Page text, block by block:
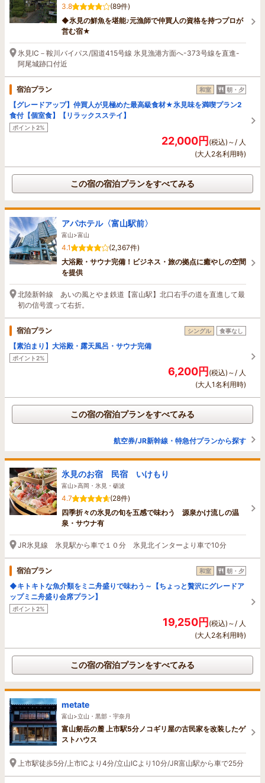
3.8
(89件)
◆氷見の鮮魚を堪能♪元漁師で仲買人の資格を持つプロが
営む宿★
氷見IC－鞍川バイパス/国道415号線 氷見漁港方面へ-373号線を直進-
阿尾城跡口付近
宿泊プラン 和室 朝・夕
【グレードアップ】仲買人が見極めた最高級食材★氷見味を満喫プラン2
食付【個室食】【リラックスステイ】
ポイント2%
22,000円(税込)～/ 人
(大人2名利用時)
この宿の宿泊プランをすべてみる
アパホテル〈富山駅前〉
富山>富山
4.1
(2,367件)
大浴殿・サウナ完備！ビジネス・旅の拠点に癒やしの空間
を提供
北陸新幹線 あいの風とやま鉄道【富山駅】北口右手の道を直進して最
初の信号渡って右折。
宿泊プラン シングル 食事なし
【素泊まり】大浴殿・露天風呂・サウナ完備
ポイント2%
6,200円(税込)～/ 人
(大人1名利用時)
この宿の宿泊プランをすべてみる
航空券/JR新幹線・特急付プランから探す
氷見のお宿 民宿 いけもり
富山>高岡・氷見・砺波
4.7
(28件)
四季折々の氷見の旬を五感で味わう 源泉かけ流しの温
泉・サウナ有
JR氷見線 氷見駅から車で１０分 氷見北インターより車で10分
宿泊プラン 和室 朝・夕
◆キトキトな魚介類をミニ舟盛りで味わう～【ちょっと贅沢にグレードア
ップミニ舟盛り会席プラン】
ポイント2%
19,250円(税込)～/ 人
(大人2名利用時)
この宿の宿泊プランをすべてみる
metate
富山>立山・黒部・宇奈月
富山剱岳の麓 上市駅5分ノコギリ屋の古民家を改装したゲ
ストハウス
上市駅徒歩5分/上市ICより4分/立山ICより10分/JR富山駅から車で25分